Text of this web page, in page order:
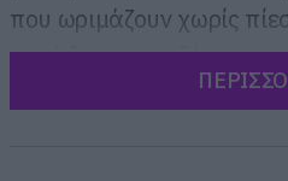
που ωριμάζουν χωρίς
ποτέ δεν τους
σημασία του album ως